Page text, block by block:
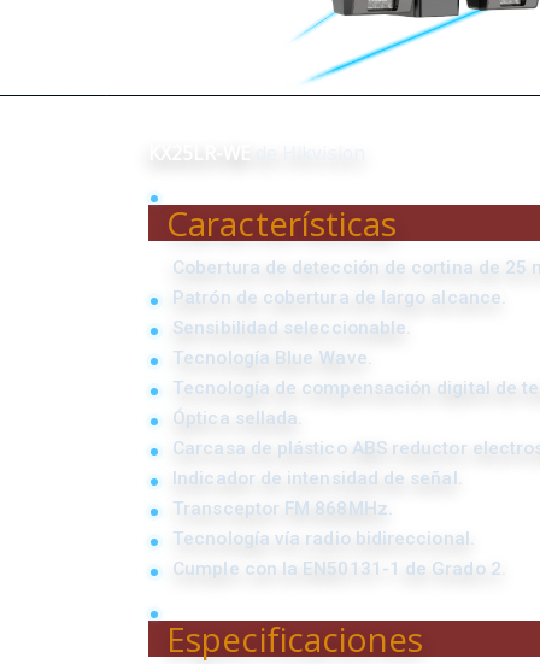
Características
Cobertura de detección de cortina de 25
Patrón de cobertura de largo alcance.
Sensibilidad seleccionable.
Tecnología Blue Wave.
Tecnología de compensación digital de
Óptica sellada.
Carcasa de plástico ABS reductor
Indicador de intensidad de señal.
Transceptor FM 868MHz.
Tecnología vía radio bidireccional.
Cumple con la EN50131-1 de Grado 2.
Especificaciones